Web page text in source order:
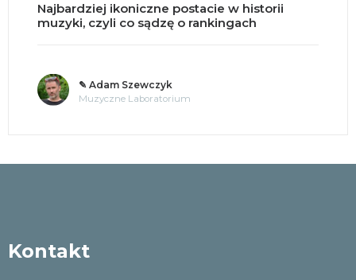
Najbardziej ikoniczne postacie w historii
muzyki, czyli co sądzę o rankingach
✎ Adam Szewczyk
Muzyczne Laboratorium
Kontakt